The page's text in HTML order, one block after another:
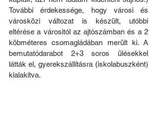
További érdekessége, hogy városi és
városközi változat is készült, utóbbi
eltérése a várositól az ajtószámban és a 2
köbméteres csomagládában merült ki. A
bemutatódarabot 2+3 soros ülésekkel
látták el, gyerekszállításra (iskolabuszként)
kialakítva.